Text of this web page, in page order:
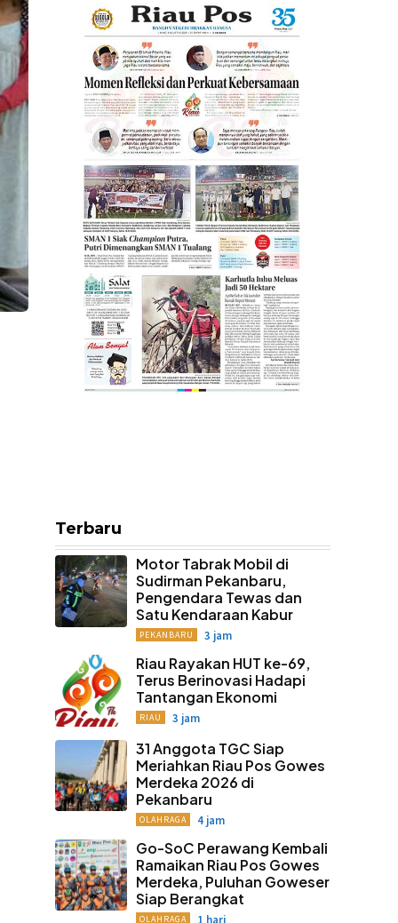
Terbaru
Motor Tabrak Mobil di
Sudirman Pekanbaru,
Pengendara Tewas dan
Satu Kendaraan Kabur
PEKANBARU 3 jam
Riau Rayakan HUT ke-69,
Terus Berinovasi Hadapi
Tantangan Ekonomi
RIAU 3 jam
31 Anggota TGC Siap
Meriahkan Riau Pos Gowes
Merdeka 2026 di
Pekanbaru
OLAHRAGA 4 jam
Go-SoC Perawang Kembali
Ramaikan Riau Pos Gowes
Merdeka, Puluhan Goweser
Siap Berangkat
OLAHRAGA 1 hari